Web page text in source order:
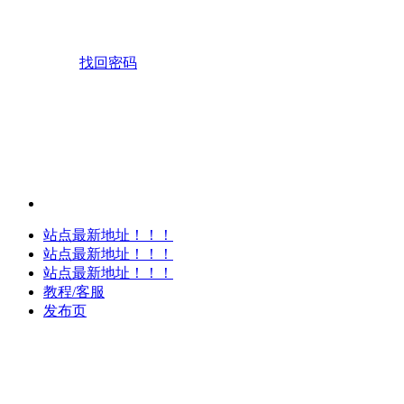
找回密码
站点最新地址！！！
站点最新地址！！！
站点最新地址！！！
教程/客服
发布页